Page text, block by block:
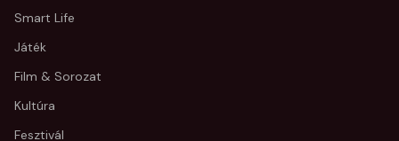
Smart Life
Játék
Film & Sorozat
Kultúra
Fesztivál